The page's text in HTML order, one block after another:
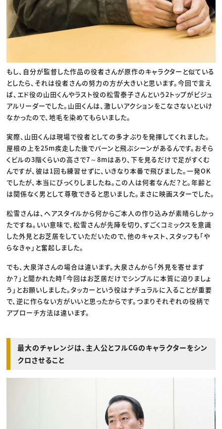
もし、自分が監督した作品の役者さんが原作のキャラクターと似ている
としたら、それは役者さんの努力の方が大きいと思います。今回で言え
ば、エド役の山田くんやラスト役の松雪泰子さんという2トップがビジュ
アルリーダーでした。山田くんは、激しいアクションをこなさないといけ
なかったので、地毛を染めてもらいました。
実際、山田くんは現場で役者としての多才ぶりを発揮してくれました。
屋根の上を25m疾走した後でバーンと飛ぶシーンがあるんです。おそら
くビルの3階くらいの高さで7～8mはあり、下を見るだけで足がすくむ
んですが、彼は1回も練習せずに、いきなり本番で飛びました。一発OK
でしたが、本当にびっくりしましたね。この人は何者なんだ？と。年齢と
は関係なく男として尊敬できると思いました。まさに映画スターでした。
松雪さんは、ヘアスタイルから何からご本人の作り込みが素晴らしかっ
たですね。いい意味で、松雪さんが先陣を切り、すごくコミックスを意識
した外見とお芝居をしていただいたので、他のキャスト、スタッフも「や
らなきゃ」と奮起しました。
でも、大泉洋さんの場合は違います。大泉さんから「外見を寄せます
か？」と聞かれた時「今回はお芝居だけでシンプルに本質に迫りましょ
う」とお願いしました。タッカーという役はナチュラルに入ることが重要
で、逆に作らない方がいいと思ったからです。つまりそれぞれの役柄で
アプローチ方法は違います。
最大のチャレンジは、主人公とフルCGのキャラクターをシン
クロさせること